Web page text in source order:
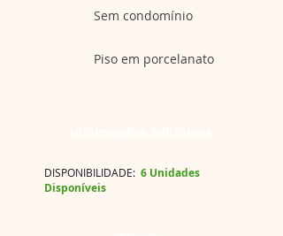
Sem condomínio
Piso em porcelanato
DISPONIBILIDADE: 6 Unidades
Disponíveis